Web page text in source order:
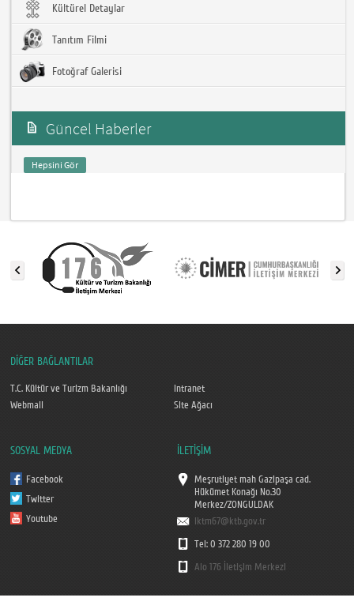
Kültürel Detaylar
Tanıtım Filmi
Fotoğraf Galerisi
Güncel Haberler
Hepsini Gör
DİĞER BAĞLANTILAR
T.C. Kültür ve Turizm Bakanlığı
Intranet
Webmail
Site Ağacı
SOSYAL MEDYA
Facebook
Twitter
Youtube
İLETİŞİM
Meşrutiyet mah Gazipaşa cad.
Hükümet Konağı No.30
Merkez/ZONGULDAK
iktm67@ktb.gov.tr
Tel: 0 372 280 19 00
Alo 176 İletişim Merkezi